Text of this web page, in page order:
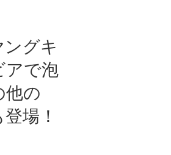
グキ
アで泡
他の
場！